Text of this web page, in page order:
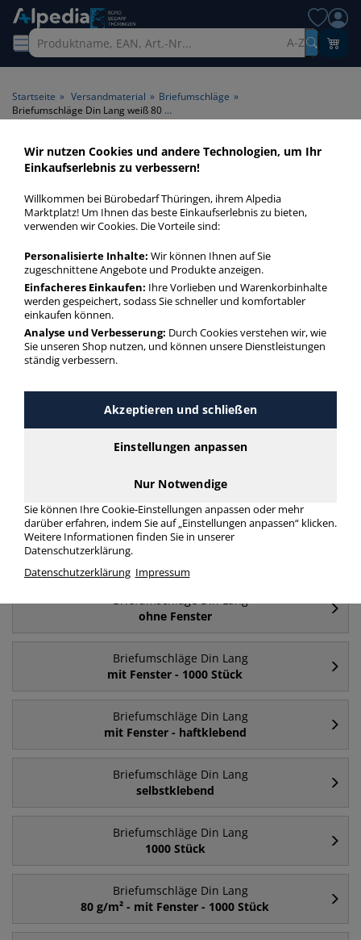
A-Z
Startseite » Versandmaterial » Briefumschläge »
Briefumschläge Din Lang weiß 80 g/m² mit Fenster
Briefumschläge Din Lang
weiß 80 g/m² mit Fenster >
Papiergrammatur 80 g/m² >
Fenster mit Fenster > Farbe
weiß
Briefumschläge Din Lang weiß 80 gm² mit Fenster in bester
Qualität zum günstigen Preis. Finden Sie schnell
Briefumschläge Din Lang weiß 80 gm² mit Fenster mit
unserer Filter-Funktion.
Briefumschläge Din Lang weiß 80 g/m² mit
mehr Infos zur Kategorie
Briefumschläge Din Lang
Briefumschläge Din Lang
ohne Fenster
Briefumschläge Din Lang
mit Fenster - 1000 Stück
Briefumschläge Din Lang
mit Fenster - haftklebend
Briefumschläge Din Lang
selbstklebend
Briefumschläge Din Lang
1000 Stück
Briefumschläge Din Lang
80 g/m² - mit Fenster - 1000 Stück
Wir nutzen Cookies und andere Technologien, um Ihr
Einkaufserlebnis zu verbessern!
Willkommen bei Bürobedarf Thüringen, ihrem Alpedia
Marktplatz! Um Ihnen das beste Einkaufserlebnis zu bieten,
verwenden wir Cookies. Die Vorteile sind:
Personalisierte Inhalte: Wir können Ihnen auf Sie
zugeschnittene Angebote und Produkte anzeigen.
Einfacheres Einkaufen: Ihre Vorlieben und Warenkorbinhalte
werden gespeichert, sodass Sie schneller und komfortabler
einkaufen können.
Analyse und Verbesserung: Durch Cookies verstehen wir, wie
Sie unseren Shop nutzen, und können unsere Dienstleistungen
ständig verbessern.
Akzeptieren und schließen
Einstellungen anpassen
Nur Notwendige
Sie können Ihre Cookie-Einstellungen anpassen oder mehr
darüber erfahren, indem Sie auf „Einstellungen anpassen“ klicken.
Weitere Informationen finden Sie in unserer
Datenschutzerklärung.
Datenschutzerklärung Impressum